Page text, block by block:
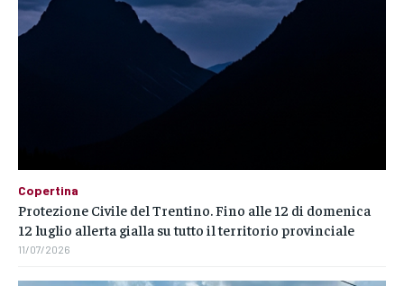
Copertina
Protezione Civile del Trentino. Fino alle 12 di domenica
12 luglio allerta gialla su tutto il territorio provinciale
11/07/2026